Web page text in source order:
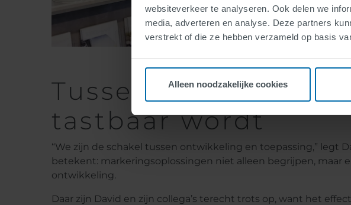
websiteverkeer te analyseren. Ook delen we
media, adverteren en analyse. Deze partners
verstrekt of die ze hebben verzameld op basis
Alleen noodzakelijke cookies
Tussen
tastbaar wordt
“We zijn de schakel tussen ontwikkeling en toepassing,” legt
betekent: markeringsoplossingen niet alleen begrijpen,
ontwikkeling.
Daar zijn David en zijn collega’s terecht trots op, want het